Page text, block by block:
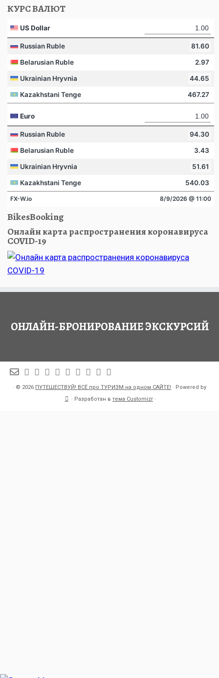
КУРС ВАЛЮТ
BikesBooking
Онлайн карта распространения коронавируса
COVID-19
ОНЛАЙН-БРОНИРОВАНИЕ ЭКСКУРСИЙ
· © 2026 ПУТЕШЕСТВУЙ! ВСЁ про ТУРИЗМ на одном САЙТЕ! · Powered by
· Разработан в тема Customizr ·